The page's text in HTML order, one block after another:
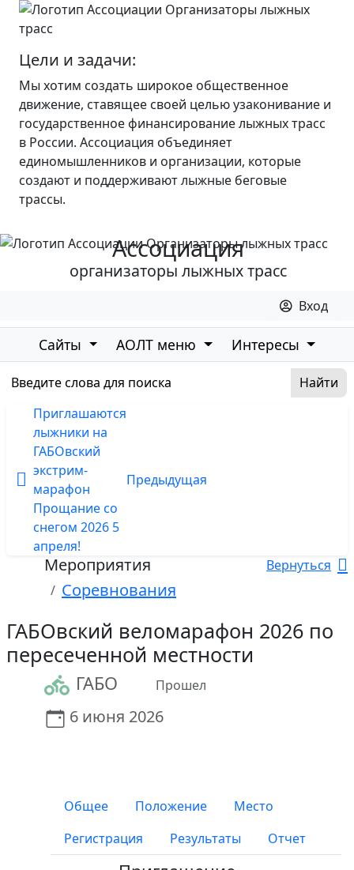
Цели и задачи:
Мы хотим создать широкое общественное
движение, ставящее своей целью узаконивание и
государственное финансирование лыжных трасс
в России. Ассоциация объединяет
единомышленников и организации, которые
создают и поддерживают лыжные беговые
трассы.
Ассоциация
организаторы лыжных трасс
Вход
Сайты АОЛТ меню Интересы
Приглашаются
лыжники на
ГАБОвский
экстрим-
марафон
Прощание со
снегом 2026 5
апреля!
Предыдущая
Мероприятия
Соревнования
Вернуться
ГАБОвский веломарафон 2026 по
пересеченной местности
ГАБО Прошел
6 июня 2026
Общее Положение
Место
Регистрация
Результаты Отчет